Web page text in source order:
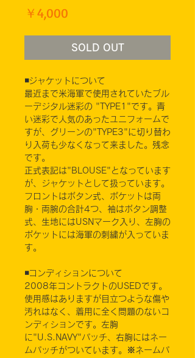
￥4,000
SOLD OUT
◾️ジャケットについて
最近まで米海軍で使用されていたブル
ーデジタル迷彩の "TYPE1"です。青
い迷彩で人気のあったユニフォームで
すが、グリーンの"TYPE3"に切り替わ
り入荷も少なくなって来ました。残念
です。
正式表記は"BLOUSE"となっています
が、ジャケットとして扱っています。
フロントはボタン式、ポケットは両
胸・両腕の合計4つ、袖はボタン調整
式、生地にはUSNマーク入り、左胸の
ポケットには海軍の刺繍が入っていま
す。
◾️コンディションについて
2008年コントラクトのUSEDです。
使用感はありますが目立つような傷や
汚れはなく、着用に全く問題のないコ
ンディションです。左胸
に"U.S.NAVY"パッチ、右胸にはネー
ムパッチがついています。※ネームパ